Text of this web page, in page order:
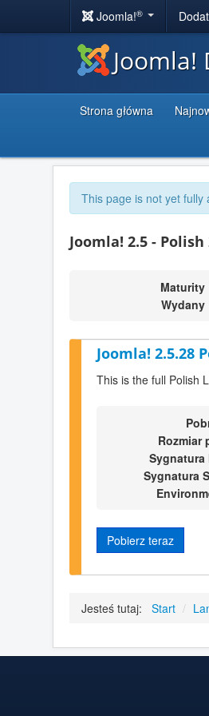
Joomla!®
Joomla!
Strona główna
This page is not yet fully
Joomla! 2.5 - Polish
Maturity
Wydany
Joomla! 2.5.28
This is the full Polish
Rozmiar
Sygnatura
Sygnatura
Pobierz teraz
Jesteś tutaj: Start /